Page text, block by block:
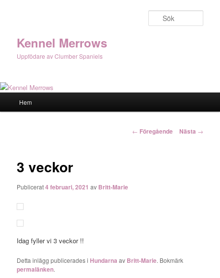
Kennel Merrows
Uppfödare av Clumber Spaniels
Hem
Inläggsnavigering
← Föregående Nästa →
3 veckor
Publicerat4 februari, 2021 av Britt-Marie
Idag fyller vi 3 veckor !!
Detta inlägg publicerades i Hundarna av Britt-Marie. Bokmärk
permalänken.